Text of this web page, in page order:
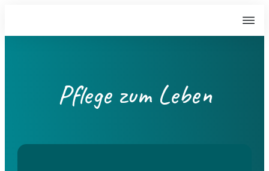
Pflege zum Leben